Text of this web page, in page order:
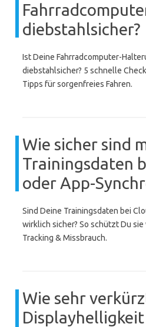
diebstahlsicher?
Ist Deine Fahrradcomputer-
diebstahlsicher? 5 schnelle
Tipps für sorgenfreies Fahren.
Wie sicher sind
Trainingsdaten
oder App-
Sind Deine Trainingsdaten bei
wirklich sicher? So schützt Du
Tracking & Missbrauch.
Wie sehr